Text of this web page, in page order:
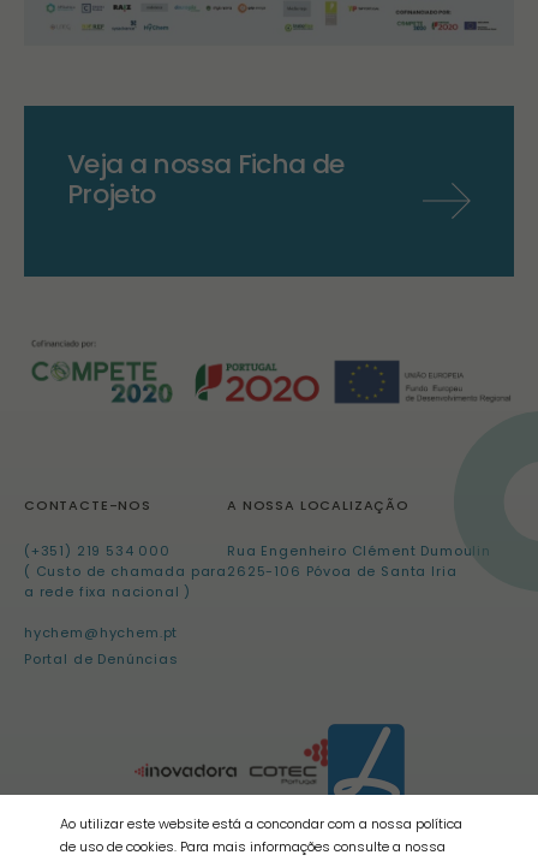
Ao utilizar este website está a concondar com a nossa política
de uso de cookies. Para mais informações consulte a nossa
Veja a nossa Ficha de
Projeto
CONTACTE-NOS
(+351) 219 534 000
( Custo de chamada para
a rede fixa nacional )
hychem@hychem.pt
Portal de Denúncias
A NOSSA LOCALIZAÇÃO
Rua Engenheiro Clément Dumoulin
2625-106 Póvoa de Santa Iria